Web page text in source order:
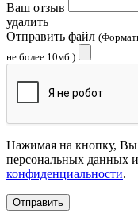
Ваш отзыв
удалить
Отправить файл
не более 10мб.)
Нажимая на кнопку, Вы
персональных данных и
конфиденциальности.
Отправить